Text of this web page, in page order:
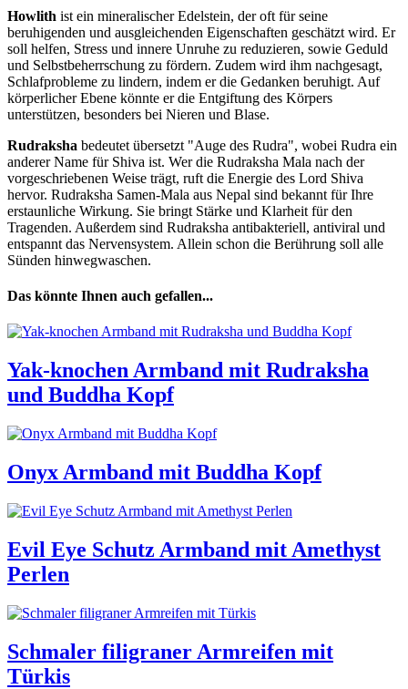
Howlith ist ein mineralischer Edelstein, der oft für seine
beruhigenden und ausgleichenden Eigenschaften geschätzt wird. Er
soll helfen, Stress und innere Unruhe zu reduzieren, sowie Geduld
und Selbstbeherrschung zu fördern. Zudem wird ihm nachgesagt,
Schlafprobleme zu lindern, indem er die Gedanken beruhigt. Auf
körperlicher Ebene könnte er die Entgiftung des Körpers
unterstützen, besonders bei Nieren und Blase.
Rudraksha bedeutet übersetzt "Auge des Rudra", wobei Rudra ein
anderer Name für Shiva ist. Wer die Rudraksha Mala nach der
vorgeschriebenen Weise trägt, ruft die Energie des Lord Shiva
hervor. Rudraksha Samen-Mala aus Nepal sind bekannt für Ihre
erstaunliche Wirkung. Sie bringt Stärke und Klarheit für den
Tragenden. Außerdem sind Rudraksha antibakteriell, antiviral und
entspannt das Nervensystem. Allein schon die Berührung soll alle
Sünden hinwegwaschen.
Das könnte Ihnen auch gefallen...
Yak-knochen Armband mit Rudraksha
und Buddha Kopf
Onyx Armband mit Buddha Kopf
Evil Eye Schutz Armband mit Amethyst
Perlen
Schmaler filigraner Armreifen mit
Türkis